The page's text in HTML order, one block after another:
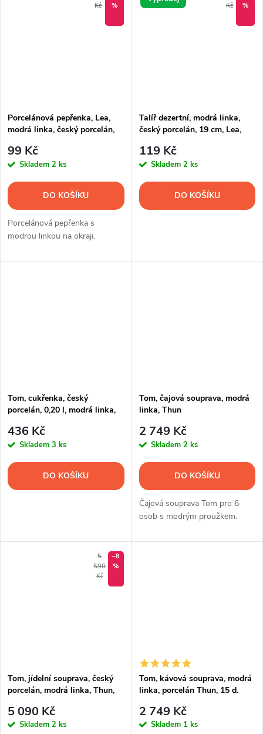
Kč
%
Porcelánová pepřenka, Lea,
modrá linka, český porcelán,
99 Kč
Skladem 2 ks
DO KOŠÍKU
Porcelánová pepřenka s
modrou linkou na okraji.
Kč
%
Talíř dezertní, modrá linka,
český porcelán, 19 cm, Lea,
119 Kč
Skladem 2 ks
DO KOŠÍKU
Tom, cukřenka, český
porcelán, 0,20 l, modrá linka,
436 Kč
Skladem 3 ks
DO KOŠÍKU
Tom, čajová souprava, modrá
linka, Thun
2 749 Kč
Skladem 2 ks
DO KOŠÍKU
Čajová souprava Tom pro 6
osob s modrým proužkem.
5
590
Kč
–8
%
Tom, jídelní souprava, český
porcelán, modrá linka, Thun,
5 090 Kč
Skladem 2 ks
Tom, kávová souprava, modrá
linka, porcelán Thun, 15 d.
2 749 Kč
Skladem 1 ks